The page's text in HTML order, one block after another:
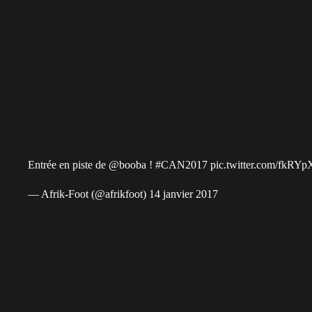
Entrée en piste de @booba ! #CAN2017 pic.twitter.com/
— Afrik-Foot (@afrikfoot) 14 janvier 2017